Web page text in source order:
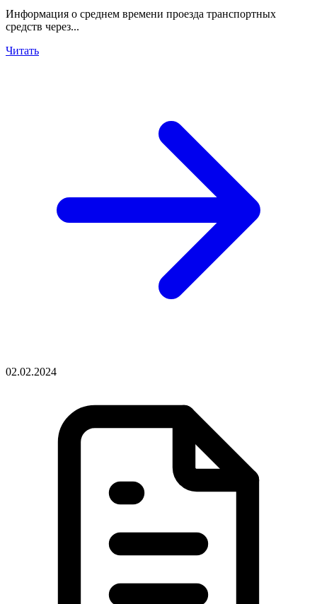
Информация о среднем времени проезда транспортных
средств через...
Читать
02.02.2024